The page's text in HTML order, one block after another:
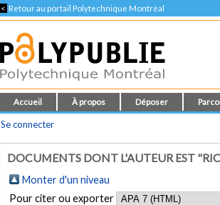
< Retour au portail Polytechnique Montréal
Accueil À propos Déposer
Se connecter
DOCUMENTS DONT L'AUTEUR EST
Monter d'un niveau
Pour citer ou exporter